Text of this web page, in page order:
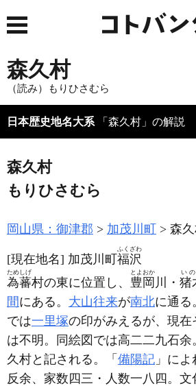
森久村
（読み）もりひさむら
日本歴史地名大系 「森久村」の解説
森久村
もりひさむら
岡山県：御津郡 加茂川町 森
[現在地名] 加茂川町 福沢
ふくざわ
為蕃
ためしげ
村の東に位置し、 豊岡
とよおか
川・ 猪
いの
間にある。 大山往来が南北に通る
では一里塚の印がみえるが、現在
は不明。同絵図では高二二九石余
久村と記される。「 備陽記 」に
反余、家数四三・人数一八四。